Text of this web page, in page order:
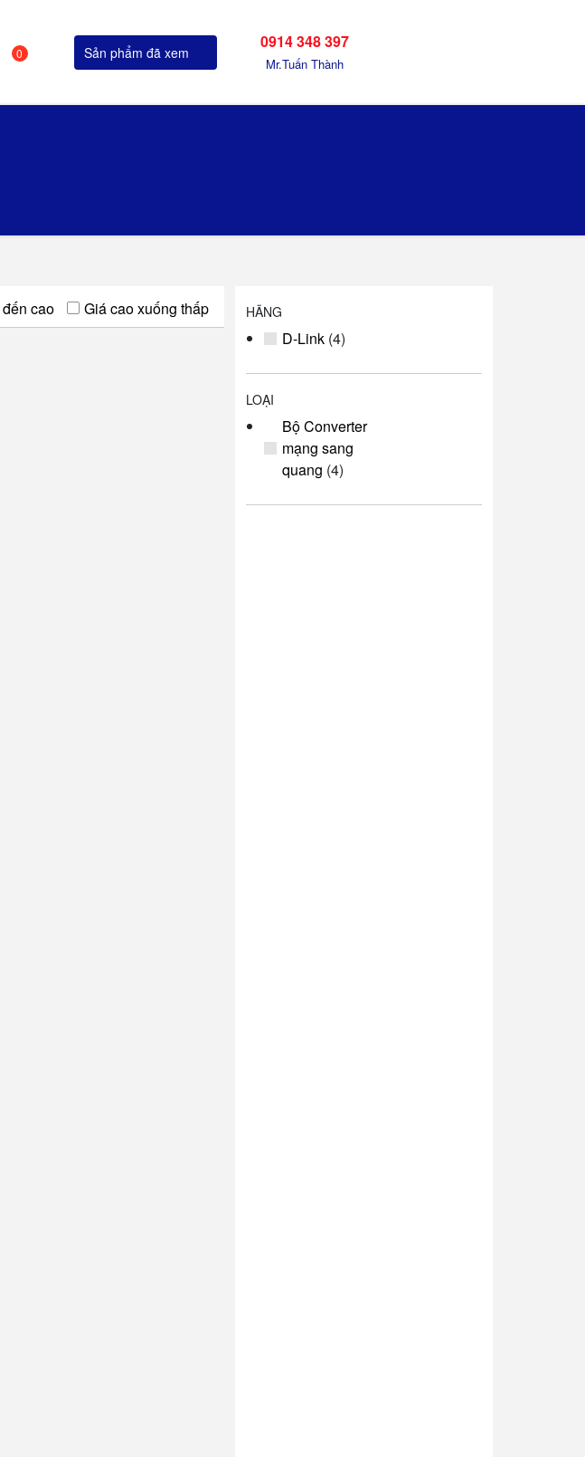
0 Sản phẩm đã xem
0914 348 397
Mr.Tuấn Thành
cao Giá cao xuống thấp HÃNG
D-Link (4)
LOẠI
Bộ Converter
mạng sang
quang (4)